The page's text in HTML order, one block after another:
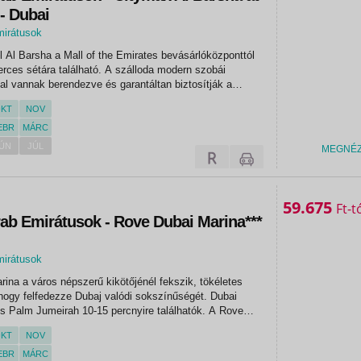
Dubai
Al Barsha a Mall of the Emirates bevásárlóközponttól
sétára található. A szálloda modern szobái
vannak berendezve és garantáltan biztosítják a
vendég számára. Több étkezési lehetőség is
hotel egész...
NOV
MÁRC
JÚL
Emirátusok - Rove Dubai Marina***
a város népszerű kikötőjénél fekszik, tökéletes
felfedezze Dubaj valódi sokszínűségét. Dubai
Palm Jumeirah 10-15 percnyire találhatók. A Rove
funky stílusa igazán vidámmá és egyedivé
NOV
MÁRC
59.675 Ft